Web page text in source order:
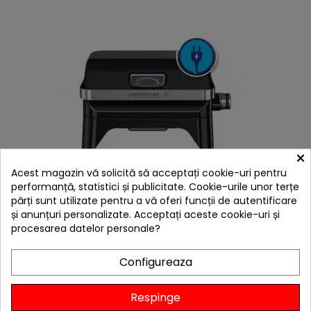
Gratar electric Campingaz Attitude 2GO - 2177560
1.462,99 lei
Niciun review
 Stoc furnizor
Adaugă în Coș
×
Acest magazin vă solicită să acceptați cookie-uri pentru
performanță, statistici și publicitate. Cookie-urile unor terțe
părți sunt utilizate pentru a vă oferi funcții de autentificare
și anunțuri personalizate. Acceptați aceste cookie-uri și
procesarea datelor personale?
Configureaza
Respinge